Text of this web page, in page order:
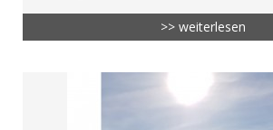
>> weiterlesen